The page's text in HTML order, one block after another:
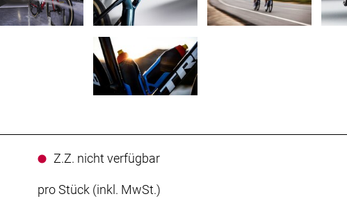
Z.Z. nicht verfügbar
pro Stück (inkl. MwSt.)